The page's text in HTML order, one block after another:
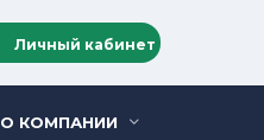
Личный кабинет
О КОМПАНИИ